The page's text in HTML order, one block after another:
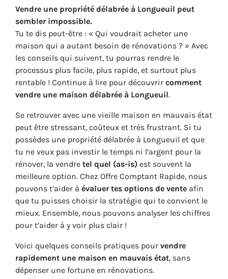
Vendre une propriété délabrée à Longueuil peut
sembler impossible.
Tu te dis peut-être : « Qui voudrait acheter une
maison qui a autant besoin de rénovations ? » Avec
les conseils qui suivent, tu pourras rendre le
processus plus facile, plus rapide, et surtout plus
rentable ! Continue à lire pour découvrir comment
vendre une maison délabrée à Longueuil.
Se retrouver avec une vieille maison en mauvais état
peut être stressant, coûteux et très frustrant. Si tu
possèdes une propriété délabrée à Longueuil et que
tu ne veux pas investir le temps ni l’argent pour la
rénover, la vendre tel quel (as-is) est souvent la
meilleure option. Chez Offre Comptant Rapide, nous
pouvons t’aider à évaluer tes options de vente afin
que tu puisses choisir la stratégie qui te convient le
mieux. Ensemble, nous pouvons analyser les chiffres
pour t’aider à y voir plus clair !
Voici quelques conseils pratiques pour vendre
rapidement une maison en mauvais état, sans
dépenser une fortune en rénovations.